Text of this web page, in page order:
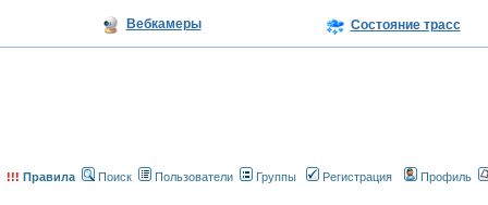
Вебкамеры Состояние трасс
!!! Правила Поиск Пользователи Группы Регистрация Профиль